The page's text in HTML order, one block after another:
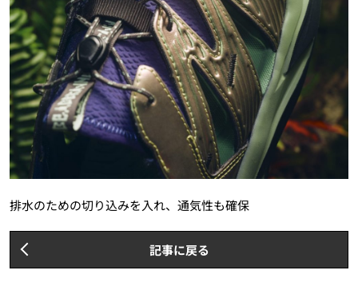
排水のための切り込みを入れ、通気性も確保
記事に戻る